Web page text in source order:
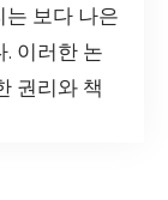
보다 나은
이러한 논
권리와 책